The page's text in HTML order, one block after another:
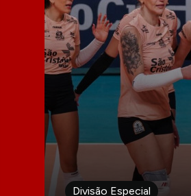
Divisão Especial